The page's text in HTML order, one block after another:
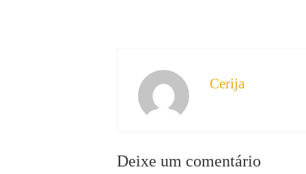
Cerija
Deixe um comentário